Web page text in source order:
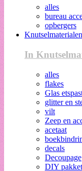
alles
bureau
opbergers
Knutselmaterialen
In
alles
flakes
Glas
glitter en
vilt
Zeep en
acetaat
decals
Decoupage
DIY